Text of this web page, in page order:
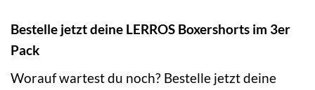
Bestelle jetzt deine LERROS Boxershorts im 3er
Pack
Worauf wartest du noch? Bestelle jetzt deine